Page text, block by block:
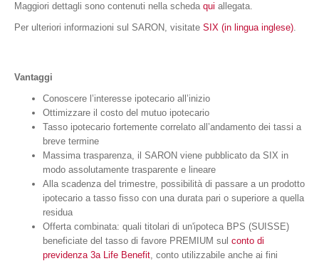
Maggiori dettagli sono contenuti nella scheda qui allegata.
Per ulteriori informazioni sul SARON, visitate SIX (in lingua inglese).
Vantaggi
Conoscere l’interesse ipotecario all’inizio
Ottimizzare il costo del mutuo ipotecario
Tasso ipotecario fortemente correlato all’andamento dei tassi a
breve termine
Massima trasparenza, il SARON viene pubblicato da SIX in
modo assolutamente trasparente e lineare
Alla scadenza del trimestre, possibilità di passare a un prodotto
ipotecario a tasso fisso con una durata pari o superiore a quella
residua
Offerta combinata: quali titolari di un'ipoteca BPS (SUISSE)
beneficiate del tasso di favore PREMIUM sul conto di
previdenza 3a Life Benefit, conto utilizzabile anche ai fini